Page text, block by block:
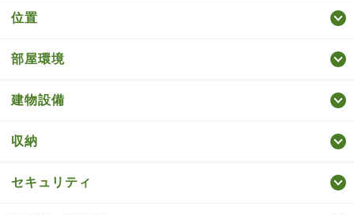
位置
部屋環境
建物設備
収納
セキュリティ